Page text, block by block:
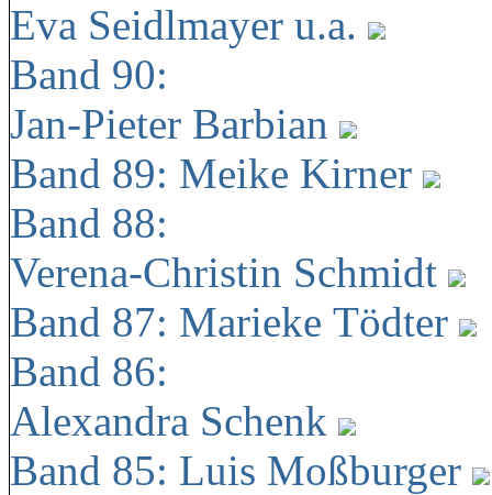
Eva Seidlmayer u.a.
Band 90:
Jan-Pieter Barbian
Band 89: Meike Kirner
Band 88:
Verena-Christin Schmidt
Band 87: Marieke Tödter
Band 86:
Alexandra Schenk
Band 85: Luis Moßburger